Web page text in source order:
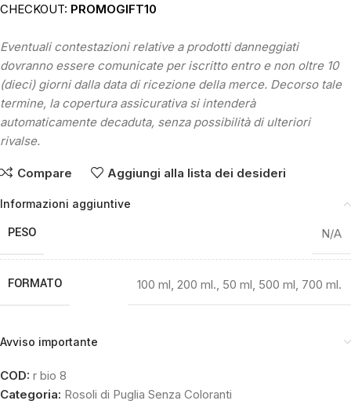
CHECKOUT: PROMOGIFT10
Eventuali contestazioni relative a prodotti danneggiati
dovranno essere comunicate per iscritto entro e non oltre 10
(dieci) giorni dalla data di ricezione della merce. Decorso tale
termine, la copertura assicurativa si intenderà
automaticamente decaduta, senza possibilità di ulteriori
rivalse.
Compare Aggiungi alla lista dei desideri
Informazioni aggiuntive
PESO N/A
FORMATO 100 ml 200 ml. 50 ml 500 ml 700 ml.
Avviso importante
COD: r bio 8
Categoria: Rosoli di Puglia Senza Coloranti